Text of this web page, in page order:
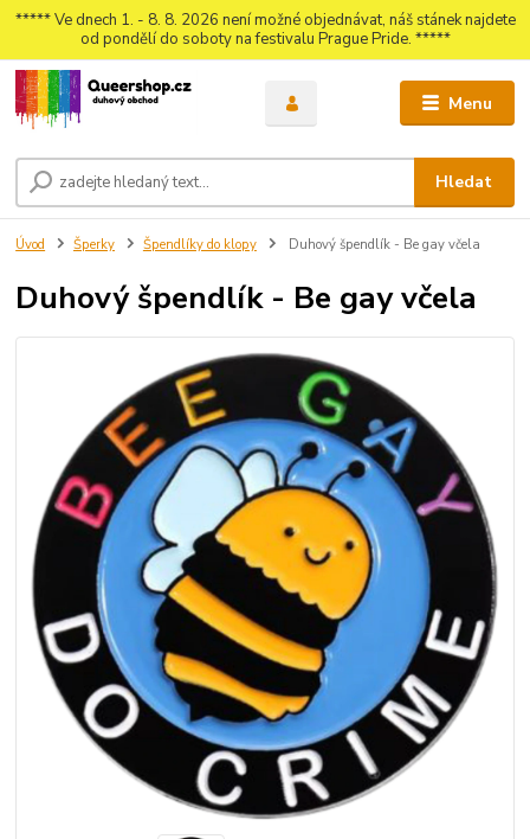
***** Ve dnech 1. - 8. 8. 2026 není možné objednávat, náš stánek najdete
od pondělí do soboty na festivalu Prague Pride. *****
Menu
Hledat
Úvod Šperky Špendlíky do klopy Duhový špendlík - Be gay včela
Duhový špendlík - Be gay včela